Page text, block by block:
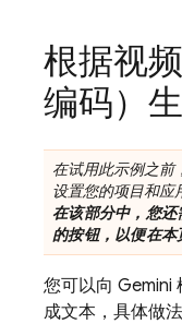
根据视
编码）
在试用此示例之前
设置您的项目和应
在该部分中，您还
的按钮，以便在
您可以向 Gemini
成文本，具体做